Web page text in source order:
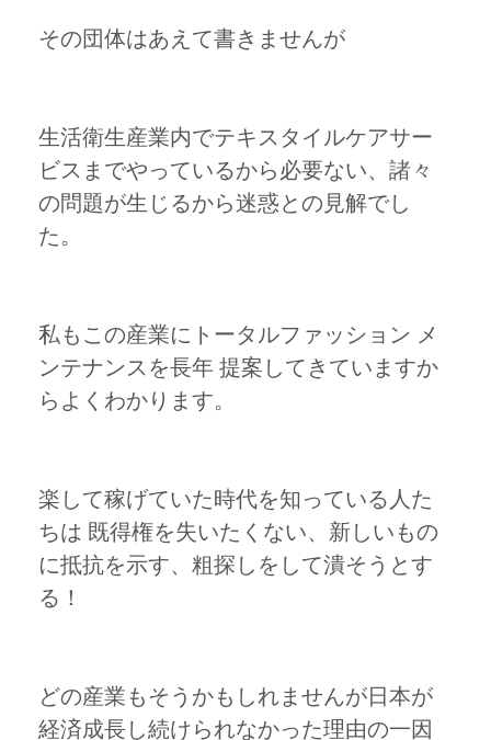
その団体はあえて書きませんが
生活衛生産業内でテキスタイルケアサー
ビスまでやっているから必要ない、諸々
の問題が生じるから迷惑との見解でし
た。
私もこの産業にトータルファッション メ
ンテナンスを長年 提案してきていますか
らよくわかります。
楽して稼げていた時代を知っている人た
ちは 既得権を失いたくない、新しいもの
に抵抗を示す、粗探しをして潰そうとす
る！
どの産業もそうかもしれませんが日本が
経済成長し続けられなかった理由の一因